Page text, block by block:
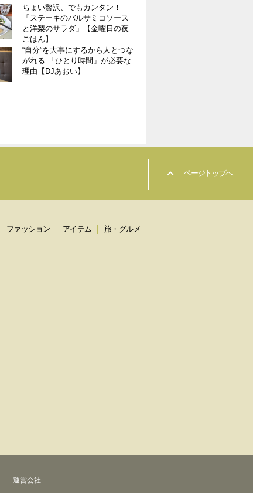
ちょい贅沢、でもカンタン！
「ステーキのバルサミコソース
と洋梨のサラダ」【金曜日の夜
ごはん】
“自分”を大事にするから人とつな
がれる 「ひとり時間」が必要な
理由【DJあおい】
ページトップへ
ファッション アイテム
旅・グルメ
運営会社